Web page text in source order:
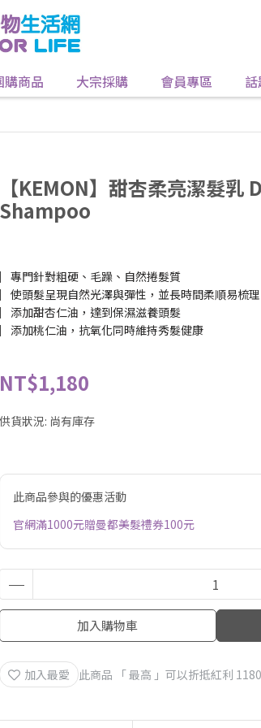
購商品 大宗採購 會員專區
【KEMON】甜杏柔亮潔髮
Shampoo
▏專門針對粗硬、毛躁、自然捲髮質
▏使頭髮呈現自然光澤與彈性，並長時間柔順易梳理
▏添加甜杏仁油，達到保濕滋養頭髮
▏添加桃仁油，抗氧化同時維持秀髮健康
NT$1,180
供貨狀況: 尚有庫存
此商品參與的優惠活動
官網滿1000元贈曼都美髮禮券100元
加入購物車
加入最愛 此商品 「 最高 」可以折抵紅利 1180